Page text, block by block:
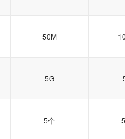
50M
5G
5个